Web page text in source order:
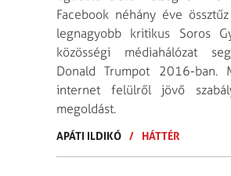
Facebook néhány éve
legnagyobb kritikus Soros
közösségi médiahálózat
Donald Trumpot 2016-ban.
internet felülről jövő
megoldást.
APÁTI ILDIKÓ / HÁTTÉR